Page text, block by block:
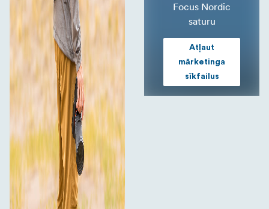
Focus Nordic
saturu
Atļaut
mārketinga
sīkfailus